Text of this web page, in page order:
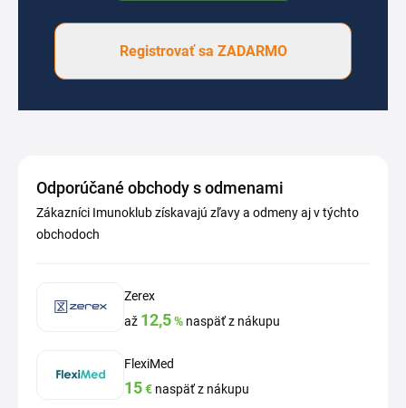
Registrovať sa ZADARMO
Odporúčané obchody s odmenami
Zákazníci Imunoklub získavajú zľavy a odmeny aj v týchto
obchodoch
Zerex
až 12,5% naspäť z nákupu
FlexiMed
15€ naspäť z nákupu